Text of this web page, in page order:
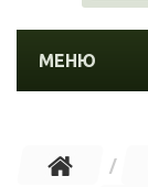
МЕНЮ